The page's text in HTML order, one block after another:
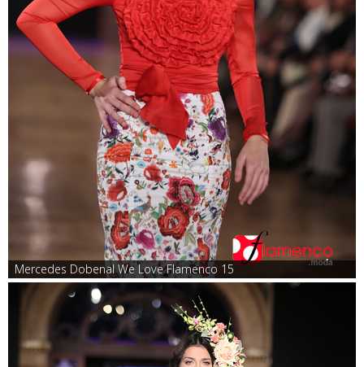
Mercedes Dobenal We Love Flamenco 15